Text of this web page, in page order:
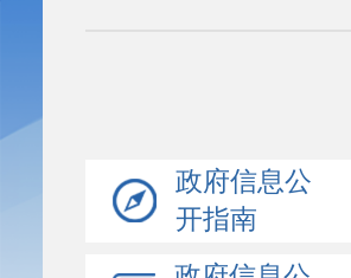
政府信息公
开指南